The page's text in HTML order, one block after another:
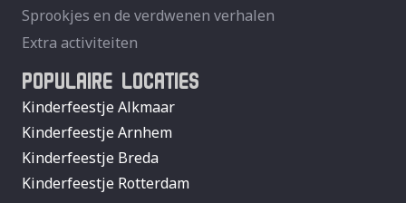
Sprookjes en de verdwenen verhalen
Extra activiteiten
POPULAIRE LOCATIES
Kinderfeestje Alkmaar
Kinderfeestje Arnhem
Kinderfeestje Breda
Kinderfeestje Rotterdam